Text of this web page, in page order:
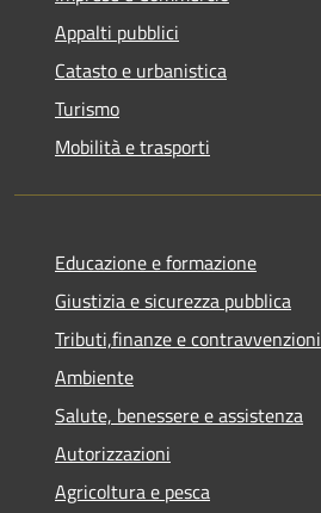
Appalti pubblici
Catasto e urbanistica
Turismo
Mobilità e trasporti
Educazione e formazione
Giustizia e sicurezza pubblica
Tributi,finanze e contravvenzioni
Ambiente
Salute, benessere e assistenza
Autorizzazioni
Agricoltura e pesca